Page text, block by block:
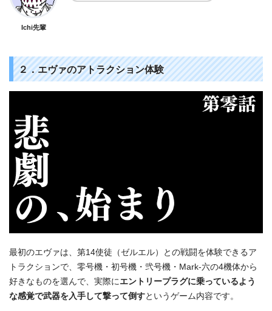
Ichi先輩
２．エヴァのアトラクション体験
最初のエヴァは、第14使徒（ゼルエル）との戦闘を体験できるア
トラクションで、零号機・初号機・弐号機・Mark-六の4機体から
好きなものを選んで、実際に エントリープラグに乗っているよう
な感覚で武器を入手して撃って倒すというゲーム内容です。